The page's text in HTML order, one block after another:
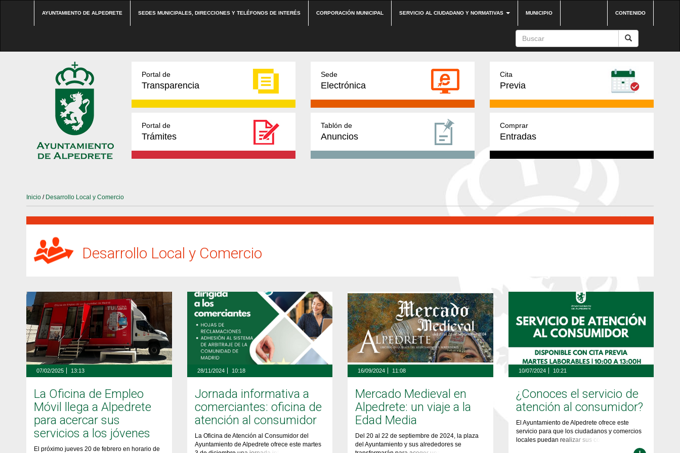
AYUNTAMIENTO DE ALPEDRETE SEDES MUNICIPALES, DIRECCIONES Y TELÉFONOS DE INTERÉS CORPORACIÓN MUNICIPAL SERVICIO AL CIUDADANO Y NORMATIVAS MUNICIPIO CONTENIDO
Portal de
Transparencia
Sede
Electrónica
Cita
Previa
Portal de
Trámites
Tablón de
Anuncios
Comprar
Entradas
Inicio / Desarrollo Local y Comercio
Desarrollo Local y Comercio
07/02/2025 13:13
La Oficina de Empleo
Móvil llega a Alpedrete
para acercar sus
servicios a los jóvenes
El próximo jueves 20 de febrero en horario de
28/11/2024 10:18
Jornada informativa a
comerciantes: oficina de
atención al consumidor
La Oficina de Atención al Consumidor del
Ayuntamiento de Alpedrete ofrece este martes
16/09/2024 11:08
Mercado Medieval en
Alpedrete: un viaje a la
Edad Media
Del 20 al 22 de septiembre de 2024, la plaza
del Ayuntamiento y sus alrededores se
10/07/2024 10:21
¿Conoces el servicio de
atención al consumidor?
El Ayuntamiento de Alpedrete ofrece este
servicio para que los ciudadanos y comercios
locales puedan realizar sus consultas y
atiendan sus necesidades como consumidores